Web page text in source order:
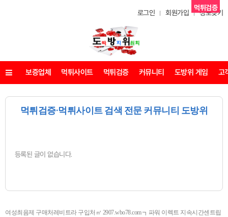
로그인 회원가입 정보찾기
메뉴 보증업체 먹튀사이트 먹튀검증 커뮤니티 도방위 게임 고
먹튀검증·먹튀사이트 검색 전문 커뮤니티 도방위
등록된 글이 없습니다.
먹튀검증
여성최음제 구매처레비트라 구입처㎥ 2907.wbo78.com ┓파워 이렉트 지속시간센트립